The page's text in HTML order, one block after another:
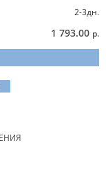
2-3дн.
1 793.00 р.